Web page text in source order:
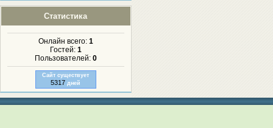
Статистика
Онлайн всего: 1
Гостей: 1
Пользователей: 0
Сайт существует
5317 дней